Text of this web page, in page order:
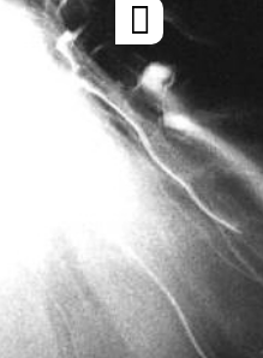
ARTICLE
SUIVANT
»